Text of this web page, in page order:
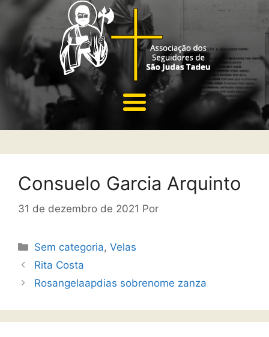
Consuelo Garcia Arquinto
31 de dezembro de 2021 Por
Sem categoria,Velas
Rita Costa
Rosangelaapdias sobrenome zanza